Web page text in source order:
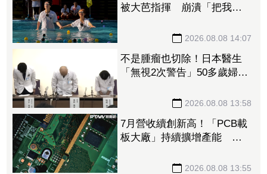
被大芭指揮 崩潰「把我當
2026.08.08 14:07
不是腫瘤也切除！日本醫生
「無視2次警告」50多歲婦四
2026.08.08 13:58
7月營收續創新高！「PCB載
板大廠」持續擴增產能 高
2026.08.08 13:55